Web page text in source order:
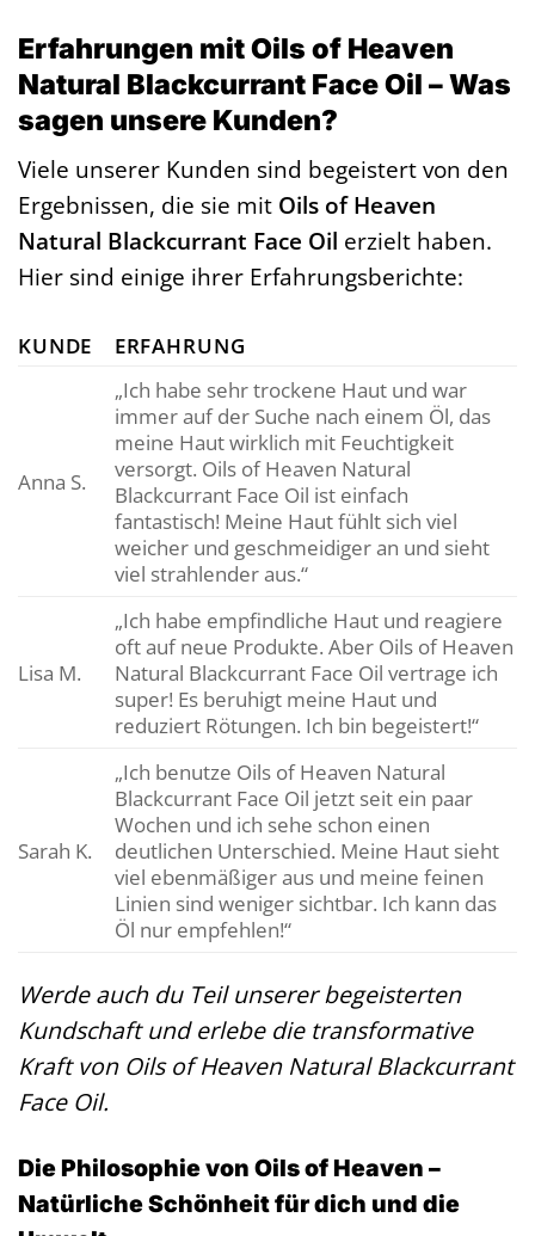
Erfahrungen mit Oils of Heaven
Natural Blackcurrant Face Oil – Was
sagen unsere Kunden?
Viele unserer Kunden sind begeistert von den
Ergebnissen, die sie mit Oils of Heaven
Natural Blackcurrant Face Oil erzielt haben.
Hier sind einige ihrer Erfahrungsberichte:
KUNDE ERFAHRUNG
Anna S.
„Ich habe sehr trockene Haut und war
immer auf der Suche nach einem Öl, das
meine Haut wirklich mit Feuchtigkeit
versorgt. Oils of Heaven Natural
Blackcurrant Face Oil ist einfach
fantastisch! Meine Haut fühlt sich viel
weicher und geschmeidiger an und sieht
viel strahlender aus.“
Lisa M.
„Ich habe empfindliche Haut und reagiere
oft auf neue Produkte. Aber Oils of Heaven
Natural Blackcurrant Face Oil vertrage ich
super! Es beruhigt meine Haut und
reduziert Rötungen. Ich bin begeistert!“
Sarah K.
„Ich benutze Oils of Heaven Natural
Blackcurrant Face Oil jetzt seit ein paar
Wochen und ich sehe schon einen
deutlichen Unterschied. Meine Haut sieht
viel ebenmäßiger aus und meine feinen
Linien sind weniger sichtbar. Ich kann das
Öl nur empfehlen!“
Werde auch du Teil unserer begeisterten
Kundschaft und erlebe die transformative
Kraft von Oils of Heaven Natural Blackcurrant
Face Oil.
Die Philosophie von Oils of Heaven –
Natürliche Schönheit für dich und die